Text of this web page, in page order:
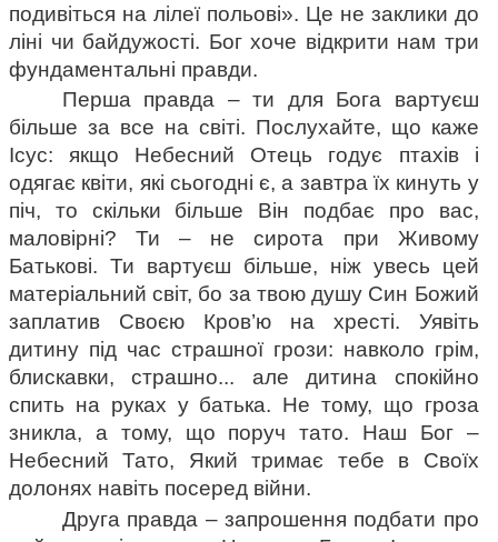
подивіться на лілеї польові». Це не заклики до
ліні чи байдужості. Бог хоче відкрити нам три
фундаментальні правди.
Перша правда – ти для Бога вартуєш
більше за все на світі. Послухайте, що каже
Ісус: якщо Небесний Отець годує птахів і
одягає квіти, які сьогодні є, а завтра їх кинуть у
піч, то скільки більше Він подбає про вас,
маловірні? Ти – не сирота при Живому
Батькові. Ти вартуєш більше, ніж увесь цей
матеріальний світ, бо за твою душу Син Божий
заплатив Своєю Кров’ю на хресті. Уявіть
дитину під час страшної грози: навколо грім,
блискавки, страшно... але дитина спокійно
спить на руках у батька. Не тому, що гроза
зникла, а тому, що поруч тато. Наш Бог –
Небесний Тато, Який тримає тебе в Своїх
долонях навіть посеред війни.
Друга правда – запрошення подбати про